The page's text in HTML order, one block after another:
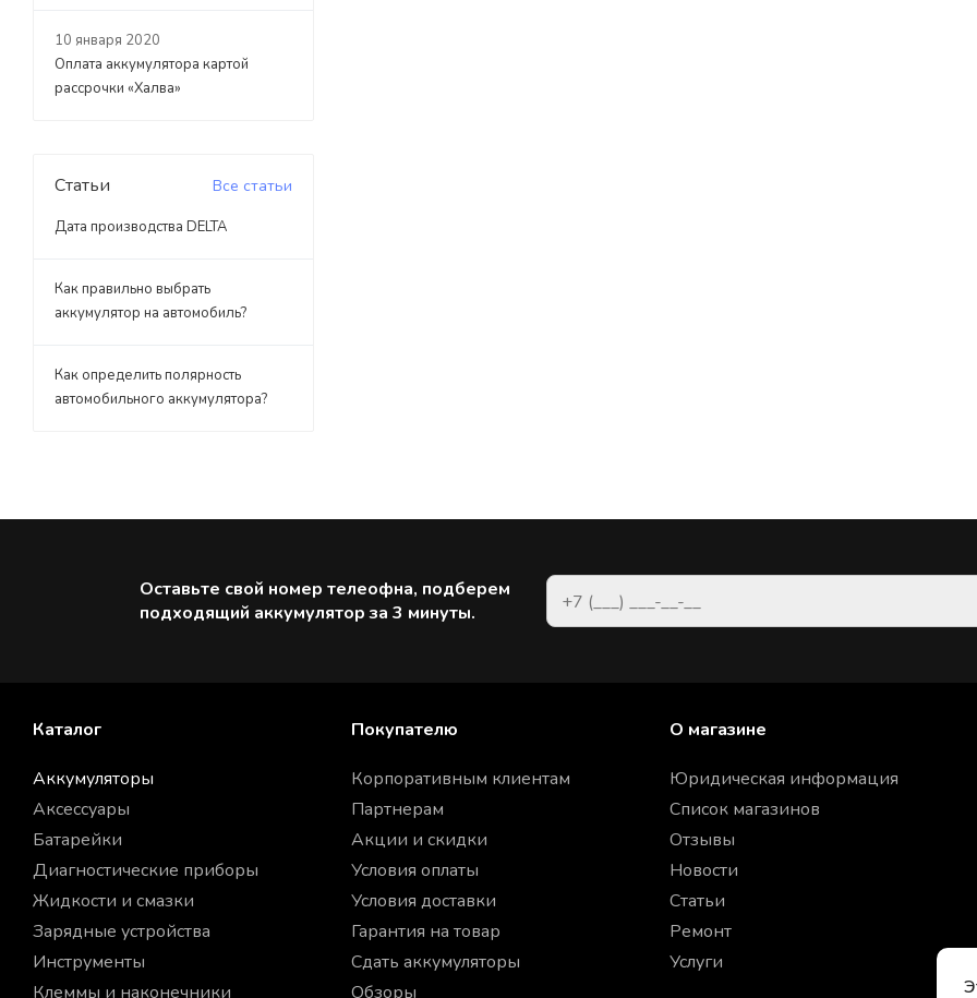
10 января 2020
Оплата аккумулятора картой
рассрочки «Халва»
Статьи Все статьи
Дата производства DELTA
Как правильно выбрать
аккумулятор на автомобиль?
Как определить полярность
автомобильного аккумулятора?
Оставьте свой номер телеофна, подберем
подходящий аккумулятор за 3 минуты.
Каталог
Аккумуляторы
Аксессуары
Батарейки
Диагностические приборы
Жидкости и смазки
Зарядные устройства
Инструменты
Клеммы и наконечники
Покупателю
Корпоративным клиентам
Партнерам
Акции и скидки
Условия оплаты
Условия доставки
Гарантия на товар
Сдать аккумуляторы
Обзоры
О магазине
Юридическая информация
Список магазинов
Отзывы
Новости
Статьи
Ремонт
Услуги